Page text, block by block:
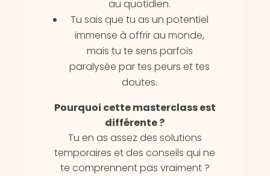
au quotidien.
Tu sais que tu as un potentiel
immense à offrir au monde,
mais tu te sens parfois
paralysée par tes peurs et tes
doutes.
Pourquoi cette masterclass est
différente ?
Tu en as assez des solutions
temporaires et des conseils qui ne
te comprennent pas vraiment ?